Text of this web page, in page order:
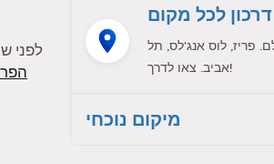
לפני
דרכון לכל מקום
פריז, לוס אנג'לס, תל
אביב. צאו לדרך!
מיקום נוכחי